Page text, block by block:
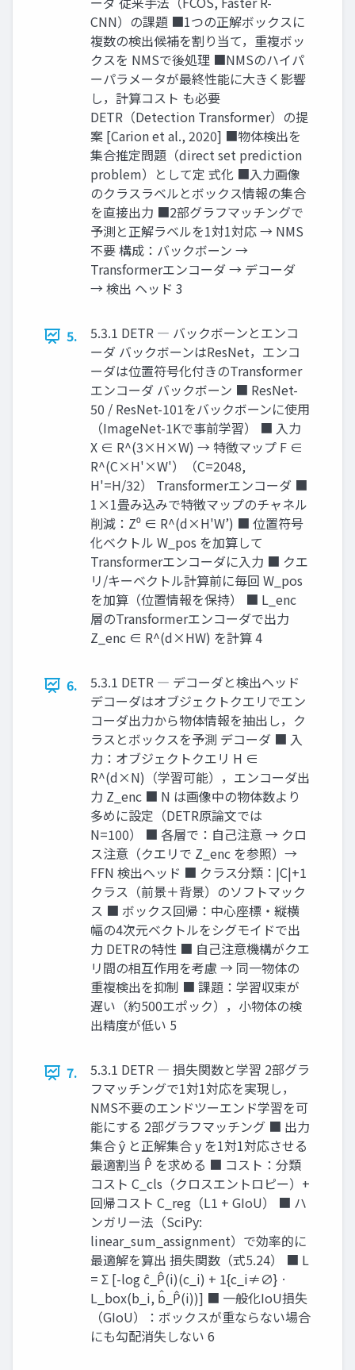
CNN）の課題 ■1つの正解ボックスに
複数の検出候補を割り当て，重複ボッ
クスを NMSで後処理 ■NMSのハイパ
ーパラメータが最終性能に大きく影響
し，計算コスト も必要
DETR（Detection Transformer）の提
案 [Carion et al., 2020] ■物体検出を
集合推定問題（direct set prediction
problem）として定 式化 ■入力画像
のクラスラベルとボックス情報の集合
を直接出力 ■2部グラフマッチングで
予測と正解ラベルを1対1対応 → NMS
不要 構成：バックボーン →
Transformerエンコーダ → デコーダ
→ 検出 ヘッド 3
5.
5.3.1 DETR ― バックボーンとエンコ
ーダ バックボーンはResNet，エンコ
ーダは位置符号化付きのTransformer
エンコーダ バックボーン ■ ResNet-
50 / ResNet-101をバックボーンに使用
（ImageNet-1Kで事前学習） ■ 入力
X ∈ R^(3×H×W) → 特徴マップ F ∈
R^(C×H'×W'）（C=2048,
H'=H/32） Transformerエンコーダ ■
1×1畳み込みで特徴マップのチャネル
削減：Z⁰ ∈ R^(d×H'W’) ■ 位置符号
化ベクトル W_pos を加算して
Transformerエンコーダに入力 ■ クエ
リ/キーベクトル計算前に毎回 W_pos
を加算（位置情報を保持） ■ L_enc
層のTransformerエンコーダで出力
Z_enc ∈ R^(d×HW) を計算 4
6.
5.3.1 DETR ― デコーダと検出ヘッド
デコーダはオブジェクトクエリでエン
コーダ出力から物体情報を抽出し，ク
ラスとボックスを予測 デコーダ ■ 入
力：オブジェクトクエリ H ∈
R^(d×N)（学習可能），エンコーダ出
力 Z_enc ■ N は画像中の物体数より
多めに設定（DETR原論文では
N=100） ■ 各層で：自己注意 → クロ
ス注意（クエリで Z_enc を参照）→
FFN 検出ヘッド ■ クラス分類：|C|+1
クラス（前景＋背景）のソフトマック
ス ■ ボックス回帰：中心座標・縦横
幅の4次元ベクトルをシグモイドで出
力 DETRの特性 ■ 自己注意機構がクエ
リ間の相互作用を考慮 → 同一物体の
重複検出を抑制 ■ 課題：学習収束が
遅い（約500エポック），小物体の検
出精度が低い 5
7.
5.3.1 DETR ― 損失関数と学習 2部グラ
フマッチングで1対1対応を実現し，
NMS不要のエンドツーエンド学習を可
能にする 2部グラフマッチング ■ 出力
集合 ŷ と正解集合 y を1対1対応させる
最適割当 P̂ を求める ■ コスト：分類
コスト C_cls（クロスエントロピー）+
回帰コスト C_reg（L1 + GIoU） ■ ハ
ンガリー法（SciPy:
linear_sum_assignment）で効率的に
最適解を算出 損失関数（式5.24） ■ L
= Σ [-log ĉ_P̂(i)(c_i) + 1{c_i≠∅} ·
L_box(b_i, b̂_P̂(i))] ■ 一般化IoU損失
（GIoU）：ボックスが重ならない場合
にも勾配消失しない 6